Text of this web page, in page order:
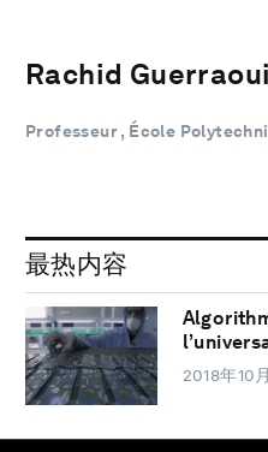
Rachid Guerraoui
Professeur , École
最热内容
2018年10